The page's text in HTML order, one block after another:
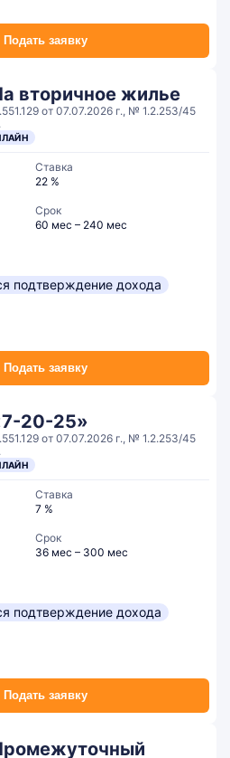
Подать заявку
вторичное жилье
от 07.07.2026 г., № 1.2.253/45
Подать заявку
Ставка
22 %
Срок
60 мес – 240 мес
подтверждение дохода
20-25»
от 07.07.2026 г., № 1.2.253/45
Подать заявку
Ставка
7 %
Срок
36 мес – 300 мес
подтверждение дохода